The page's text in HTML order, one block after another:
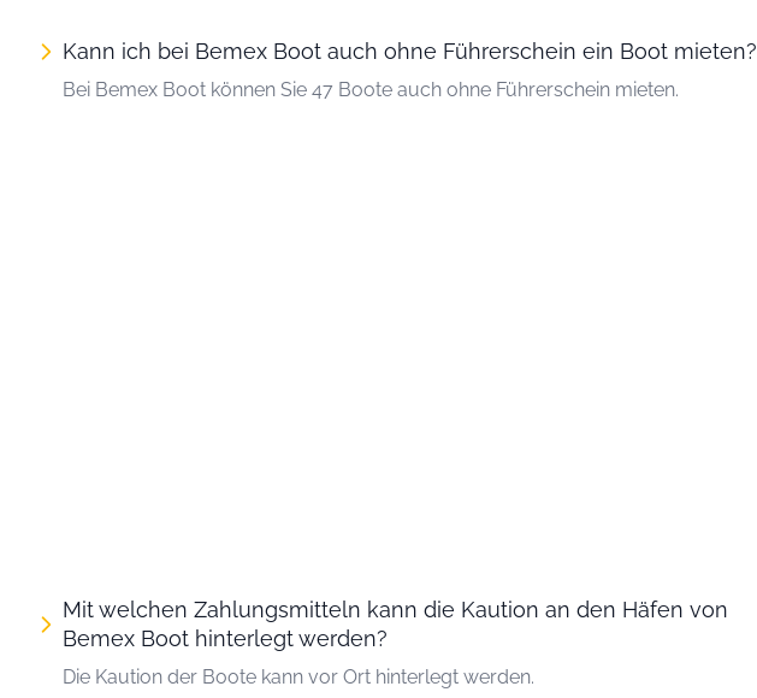
Kann ich bei Bemex Boot auch ohne Führerschein ein Boot mieten?
Bei Bemex Boot können Sie 47 Boote auch ohne Führerschein mieten.
Mit welchen Zahlungsmitteln kann die Kaution an den Häfen von
Bemex Boot hinterlegt werden?
Die Kaution der Boote kann vor Ort hinterlegt werden.